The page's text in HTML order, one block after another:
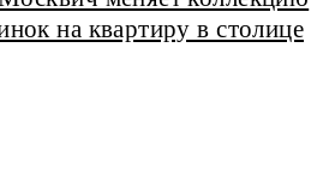
на квартиру в столице